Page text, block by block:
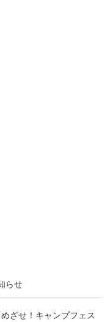
らせ
ざせ！キャンプフェス